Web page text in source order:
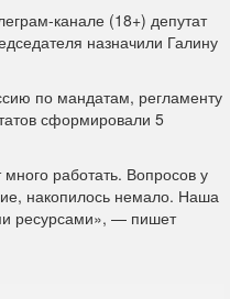
канале (18+) депутат
назначили Галину
по мандатам, регламенту
сформировали 5
работать. Вопросов у
накопилось немало. Наша
ресурсами», — пишет